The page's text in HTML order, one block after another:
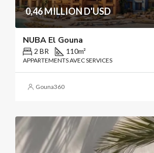
0,46 MILLION D'USD
NUBA El Gouna
2 BR 110m²
APPARTEMENTS AVEC SERVICES
Gouna360